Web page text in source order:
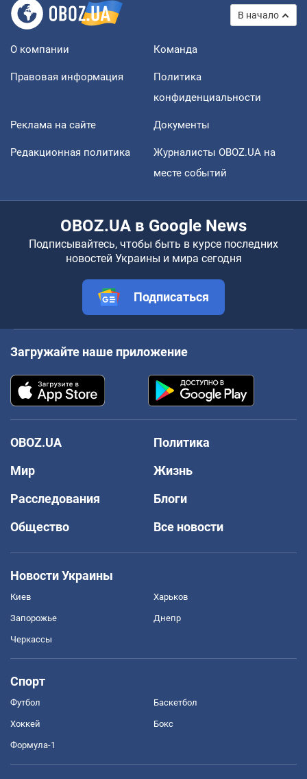
В начало
О компании Команда
Правовая информация
Политика
конфиденциальности
Реклама на сайте Документы
Редакционная политика
Журналисты OBOZ.UA на
месте событий
OBOZ.UA в Google News
Подписывайтесь, чтобы быть в курсе последних
новостей Украины и мира сегодня
Подписаться
Загружайте наше приложение
OBOZ.UA
Политика
Мир
Жизнь
Расследования
Блоги
Общество
Все новости
Новости Украины
Киев Харьков
Запорожье Днепр
Черкассы
Спорт
Футбол Баскетбол
Хоккей Бокс
Формула-1